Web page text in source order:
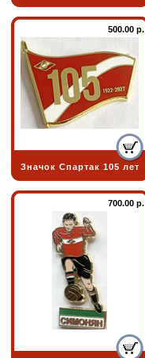
500.00 р.
Значок Спартак 105 лет
700.00 р.